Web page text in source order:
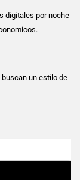
digitales por noche
un estilo de